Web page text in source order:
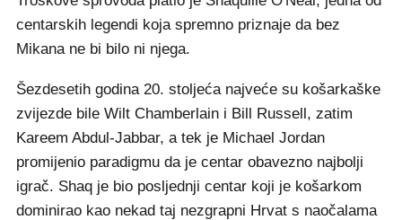
centarskih legendi koja spremno priznaje da bez
Mikana ne bi bilo ni njega.
Šezdesetih godina 20. stoljeća najveće su košarkaške
zvijezde bile Wilt Chamberlain i Bill Russell, zatim
Kareem Abdul-Jabbar, a tek je Michael Jordan
promijenio paradigmu da je centar obavezno najbolji
igrač. Shaq je bio posljednji centar koji je košarkom
dominirao kao nekad taj nezgrapni Hrvat s naočalama